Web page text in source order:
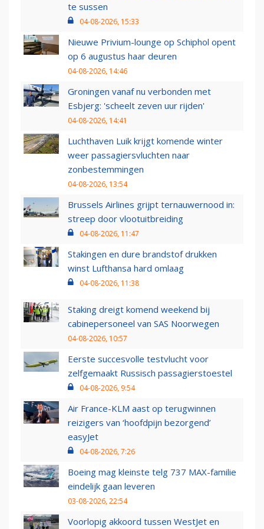
te sussen
04-08-2026, 15:33
Nieuwe Privium-lounge op Schiphol opent
op 6 augustus haar deuren
04-08-2026, 14:46
Groningen vanaf nu verbonden met
Esbjerg: 'scheelt zeven uur rijden'
04-08-2026, 14:41
Luchthaven Luik krijgt komende winter
weer passagiersvluchten naar
zonbestemmingen
04-08-2026, 13:54
Brussels Airlines grijpt ternauwernood in:
streep door vlootuitbreiding
04-08-2026, 11:47
Stakingen en dure brandstof drukken
winst Lufthansa hard omlaag
04-08-2026, 11:38
Staking dreigt komend weekend bij
cabinepersoneel van SAS Noorwegen
04-08-2026, 10:57
Eerste succesvolle testvlucht voor
zelfgemaakt Russisch passagierstoestel
04-08-2026, 9:54
Air France-KLM aast op terugwinnen
reizigers van ‘hoofdpijn bezorgend’
easyJet
04-08-2026, 7:26
Boeing mag kleinste telg 737 MAX-familie
eindelijk gaan leveren
03-08-2026, 22:54
Voorlopig akkoord tussen WestJet en